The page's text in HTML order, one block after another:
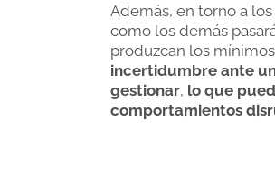
Además, en torno a
como los demás
produzcan los
incertidumbre ante
gestionar, lo que
comportamientos